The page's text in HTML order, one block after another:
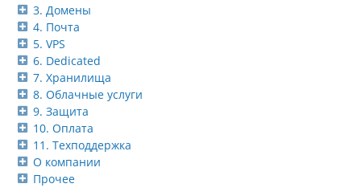
3. Домены
4. Почта
5. VPS
6. Dedicated
7. Хранилища
8. Облачные услуги
9. Защита
10. Оплата
11. Техподдержка
О компании
Прочее